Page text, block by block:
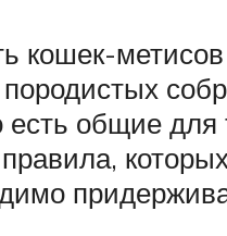
кошек-
есть общие для